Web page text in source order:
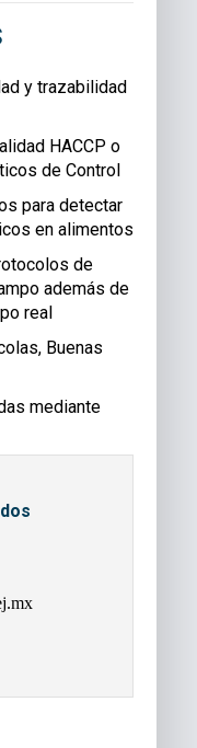
y trazabilidad
HACCP o
de Control
para detectar
en alimentos
de
además de
real
Buenas
mediante